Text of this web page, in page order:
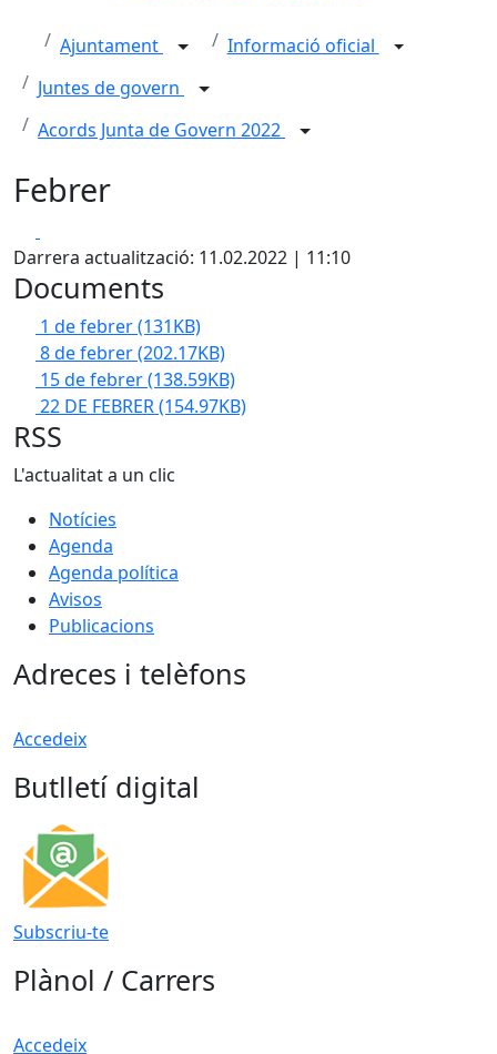
Ajuntament
Informació oficial
Juntes de govern
Acords Junta de Govern 2022
Febrer
Darrera actualització: 11.02.2022 | 11:10
Documents
1 de febrer(131KB)
8 de febrer(202.17KB)
15 de febrer(138.59KB)
22 DE FEBRER(154.97KB)
RSS
L'actualitat a un clic
Notícies
Agenda
Agenda política
Avisos
Publicacions
Adreces i telèfons
Accedeix
Butlletí digital
Subscriu-te
Plànol / Carrers
Accedeix